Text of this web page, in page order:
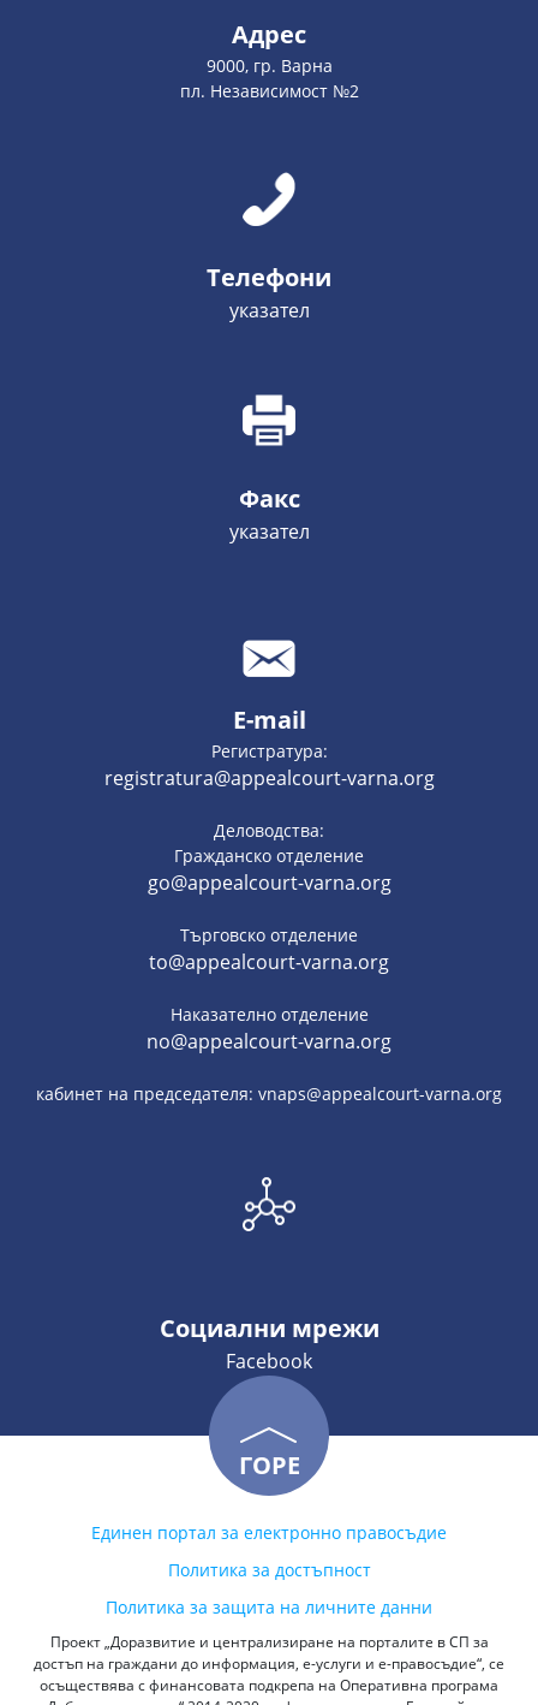
Адрес
9000, гр. Варна
пл. Независимост №2
Телефони
указател
Факс
указател
E-mail
Регистратура:
registratura@appealcourt-varna.org
Деловодства:
Гражданско отделение
go@appealcourt-varna.org
Търговско отделение
to@appealcourt-varna.org
Наказателно отделение
no@appealcourt-varna.org
кабинет на председателя: vnaps@appealcourt-varna.org
Социални мрежи
Facebook
ГОРЕ
Единен портал за електронно правосъдие
Политика за достъпност
Политика за защита на личните данни
Проект „Доразвитие и централизиране на порталите в СП за
достъп на граждани до информация, е-услуги и е-правосъдие“, се
осъществява с финансовата подкрепа на Оперативна програма